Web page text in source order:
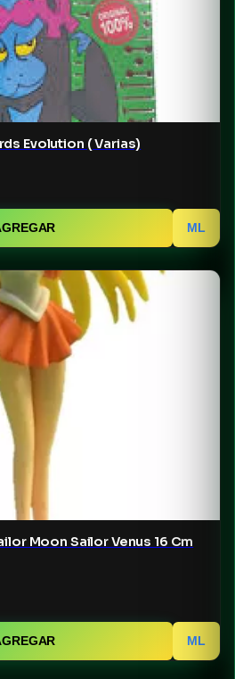
Pokemon Cards Evolution ( Varias)
ML
Moon Sailor Venus 16 Cm
ML